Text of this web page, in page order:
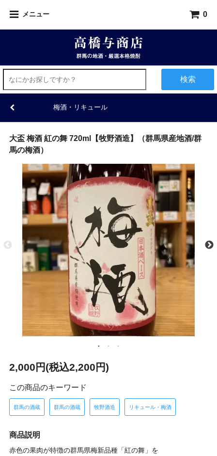
メニュー 0
検索
梅酒・リキュール
大盃 梅酒 紅の舞 720ml【牧野酒造】（群馬県産地酒/群
馬の梅酒）
2,000円(税込2,200円)
この商品のキーワード
群馬の酒蔵 群馬の酒蔵 牧野酒造 リキュール・梅酒
商品説明
赤色の果肉が特徴の群馬県梅新品種「紅の舞」を